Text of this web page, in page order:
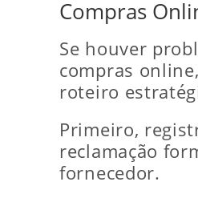
Compras
Se houver
compras
roteiro
Primeiro,
reclamação
fornecedor.